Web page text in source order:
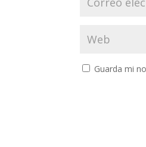
Guarda mi